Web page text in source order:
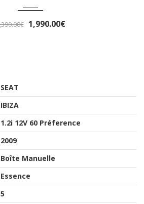
3,490.00€
SEAT
IBIZA
1.2i 12V 60 Préference
2009
Boîte Manuelle
Essence
5